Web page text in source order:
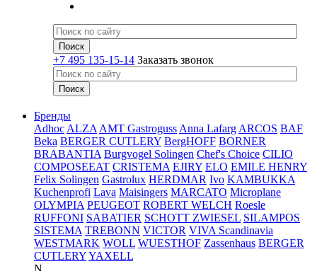
+7 495 135-15-14 Заказать звонок
Бренды
Adhoc ALZA AMT Gastroguss Anna Lafarg ARCOS BAF
Beka BERGER CUTLERY BergHOFF BORNER
BRABANTIA Burgvogel Solingen Chef's Choice CILIO
COMPOSEEAT CRISTEMA EJIRY ELO EMILE HENRY
Felix Solingen Gastrolux HERDMAR Ivo KAMBUKKA
Kuchenprofi Lava Maisingers MARCATO Microplane
OLYMPIA PEUGEOT ROBERT WELCH Roesle
RUFFONI SABATIER SCHOTT ZWIESEL SILAMPOS
SISTEMA TREBONN VICTOR VIVA Scandinavia
WESTMARK WOLL WUESTHOF Zassenhaus BERGER
CUTLERYYAXELL
N